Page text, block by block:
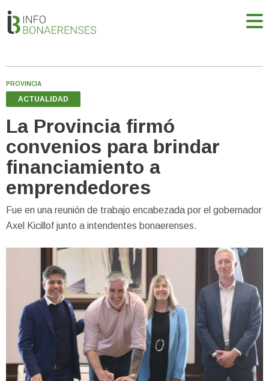
PROVINCIA
ACTUALIDAD
La Provincia firmó
convenios para brindar
financiamiento a
emprendedores
Fue en una reunión de trabajo encabezada por el gobernador
Axel Kicillof junto a intendentes bonaerenses.